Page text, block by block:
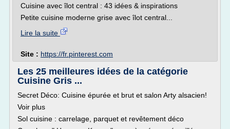
Cuisine avec îlot central : 43 idées & inspirations
Petite cuisine moderne grise avec îlot central...
Lire la suite
Site : https://fr.pinterest.com
Les 25 meilleures idées de la catégorie
Cuisine Gris ...
Secret Déco: Cuisine épurée et brut et salon Arty alsacien!
Voir plus
Sol cuisine : carrelage, parquet et revêtement déco